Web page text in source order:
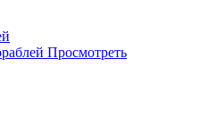
Просмотреть